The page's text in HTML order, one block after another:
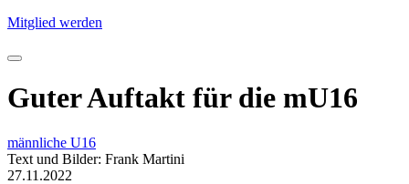
Mitglied werden
Guter Auftakt für die mU16
männliche U16
Text und Bilder: Frank Martini
27.11.2022